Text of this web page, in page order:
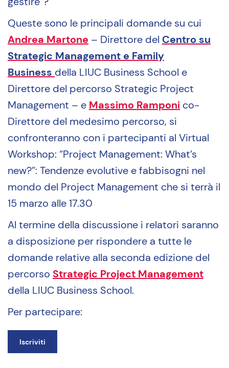
Queste sono le principali domande su cui
Andrea Martone – Direttore del Centro su
Strategic Management e Family
Business della LIUC Business School e
Direttore del percorso Strategic Project
Management – e Massimo Ramponi co-
Direttore del medesimo percorso, si
confronteranno con i partecipanti al Virtual
Workshop: “Project Management: What’s
new?”: Tendenze evolutive e fabbisogni nel
mondo del Project Management che si terrà il
15 marzo alle 17.30
Al termine della discussione i relatori saranno
a disposizione per rispondere a tutte le
domande relative alla seconda edizione del
percorso Strategic Project Management
della LIUC Business School.
Per partecipare:
Iscriviti